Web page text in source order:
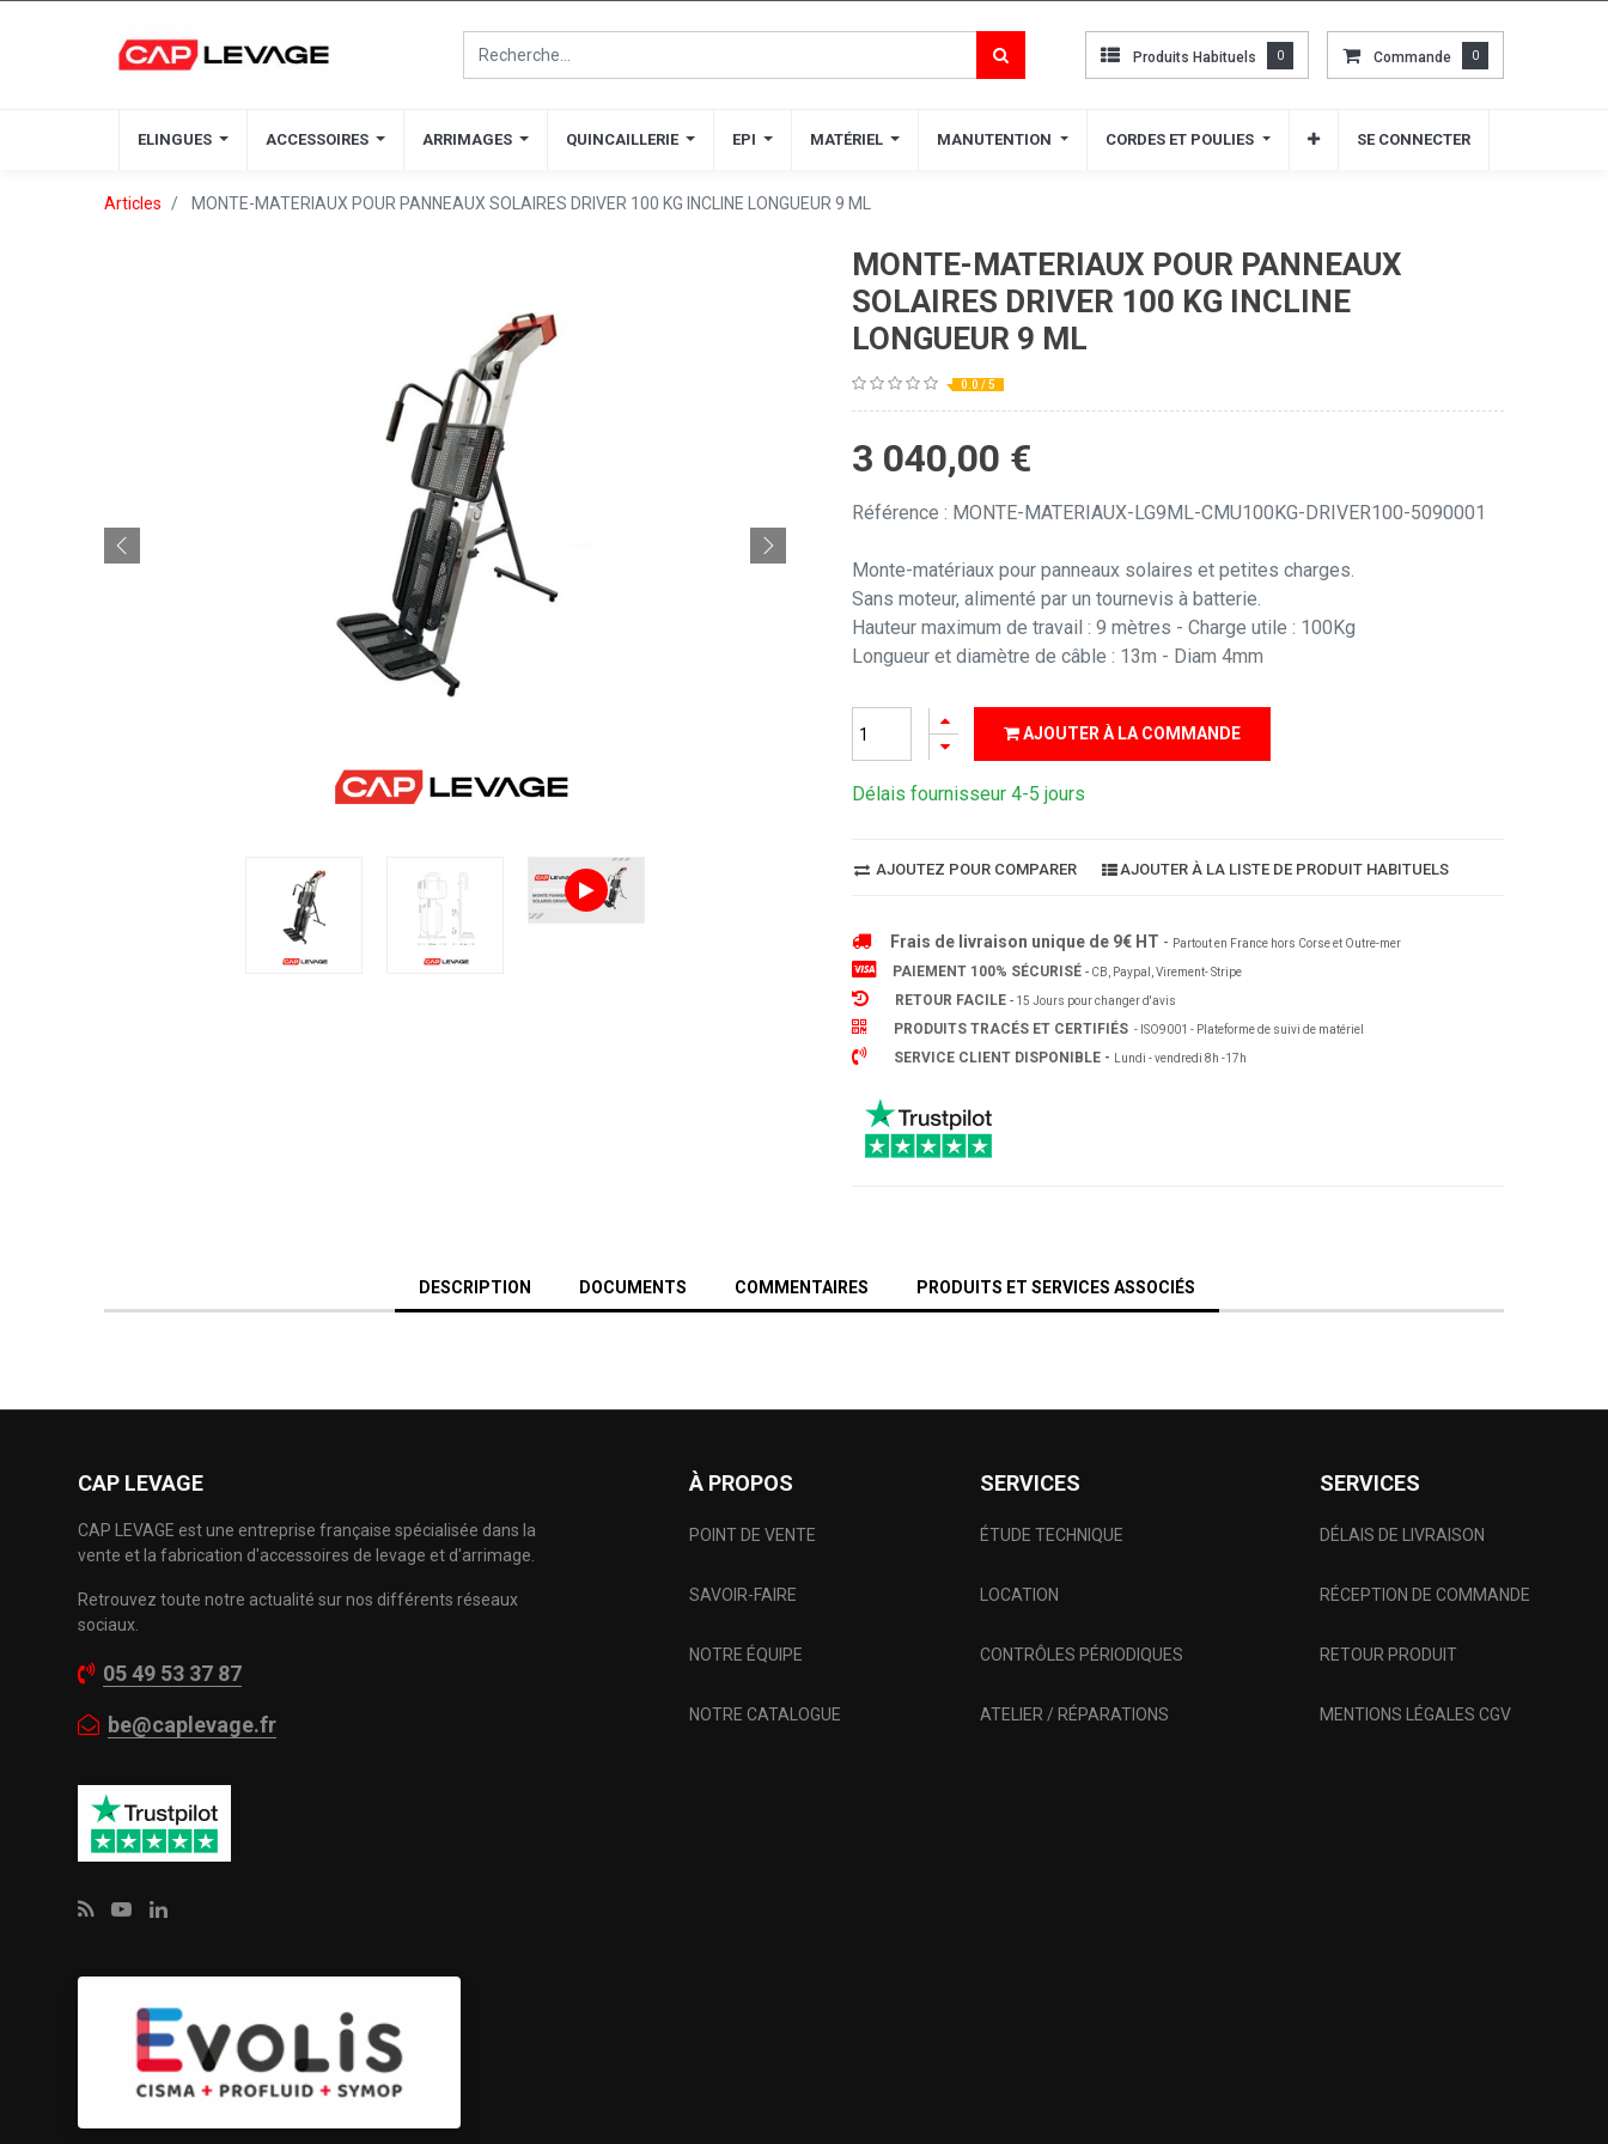
Produits Habituels 0 Commande 0
ELINGUES ACCESSOIRES ARRIMAGES QUINCAILLERIE EPI MATÉRIEL MANUTENTION CORDES ET POULIES SE CONNECTER
Produits Habituels 0 Commande 0
ELINGUES ACCESSOIRES ARRIMAGES QUINCAILLERIE EPI MATÉRIEL MANUTENTION CORDES ET POULIES SE CONNECTER
Articles MONTE-MATERIAUX POUR PANNEAUX SOLAIRES DRIVER 100 KG INCLINE LONGUEUR 9 ML
MONTE-MATERIAUX POUR PANNEAUX
SOLAIRES DRIVER 100 KG INCLINE
LONGUEUR 9 ML
0.0 / 5
3 040,00 €
Référence : MONTE-MATERIAUX-LG9ML-CMU100KG-DRIVER100-5090001
Monte-matériaux pour panneaux solaires et petites charges.
Sans moteur, alimenté par un tournevis à batterie.
Hauteur maximum de travail : 9 mètres - Charge utile : 100Kg
Longueur et diamètre de câble : 13m - Diam 4mm
AJOUTER À LA COMMANDE
Délais fournisseur 4-5 jours
AJOUTEZ POUR COMPARER AJOUTER À LA LISTE DE PRODUIT HABITUELS
Frais de livraison unique de 9€ HT - Partout en France hors Corse et Outre-mer
PAIEMENT 100% SÉCURISÉ - CB, Paypal, Virement- Stripe
RETOUR FACILE - 15 Jours pour changer d'avis
PRODUITS TRACÉS ET CERTIFIÉS - ISO9001 - Plateforme de suivi de matériel
SERVICE CLIENT DISPONIBLE - Lundi - vendredi 8h -17h
DESCRIPTION DOCUMENTS COMMENTAIRES PRODUITS ET SERVICES ASSOCIÉS
CAP LEVAGE
CAP LEVAGE est une entreprise française spécialisée dans la
vente et la fabrication d'accessoires de levage et d'arrimage.
Retrouvez toute notre actualité sur nos différents réseaux
sociaux.
05 49 53 37 87
be@caplevage.fr
À PROPOS
POINT DE VENTE
SAVOIR-FAIRE
NOTRE ÉQUIPE
NOTRE CATALOGUE
SERVICES
ÉTUDE TECHNIQUE
LOCATION
CONTRÔLES PÉRIODIQUES
ATELIER / RÉPARATIONS
SERVICES
DÉLAIS DE LIVRAISON
RÉCEPTION DE COMMANDE
RETOUR PRODUIT
MENTIONS LÉGALES CGV